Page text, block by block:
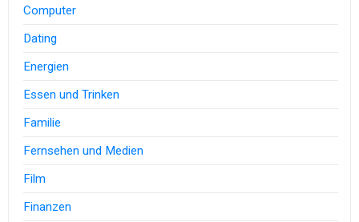
Computer
Dating
Energien
Essen und Trinken
Familie
Fernsehen und Medien
Film
Finanzen